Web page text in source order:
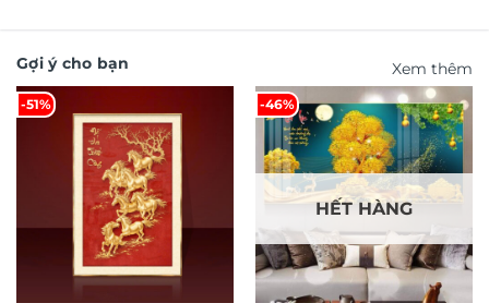
Gợi ý cho bạn Xem thêm
-51% -46%
HẾT HÀNG